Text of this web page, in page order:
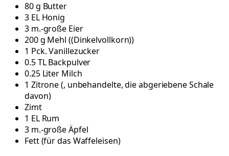
80g Butter
3 EL Honig
3 m.-große Eier
200g Mehl ((Dinkelvollkorn))
1 Pck.Vanillezucker
0.5TLBackpulver
0.25 Liter Milch
1 Zitrone(, unbehandelte, die abgeriebene Schale
davon)
Zimt
1 EL Rum
3 m.-großeÄpfel
Fett(für das Waffeleisen)